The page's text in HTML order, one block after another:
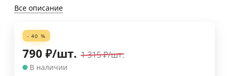
Все описание
- 40 %
790 ₽/шт. 1 315₽/шт.
В наличии